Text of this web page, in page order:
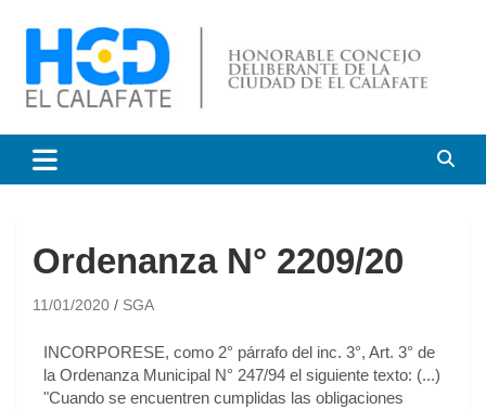
Honorable Concejo
Deliberante de El Calafate
Ordenanza N° 2209/20
11/01/2020 SGA
INCORPORESE, como 2° párrafo del inc. 3°, Art. 3° de
la Ordenanza Municipal N° 247/94 el siguiente texto: (...)
"Cuando se encuentren cumplidas las obligaciones